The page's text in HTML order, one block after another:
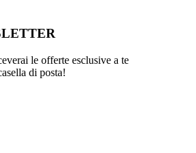
le offerte esclusive a te
di posta!